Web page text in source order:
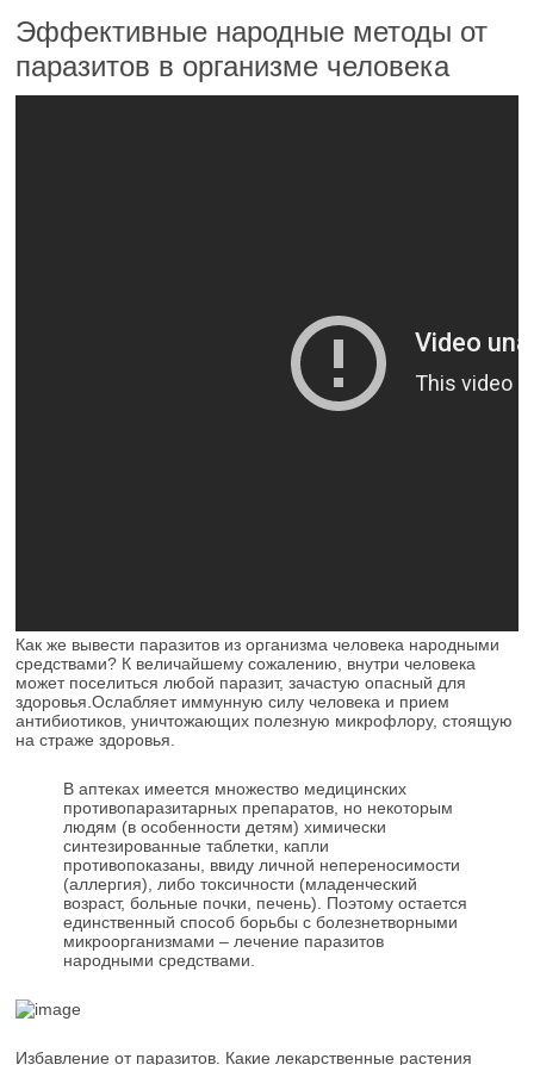
Эффективные народные методы от
паразитов в организме человека
Как же вывести паразитов из организма человека народными
средствами? К величайшему сожалению, внутри человека
может поселиться любой паразит, зачастую опасный для
здоровья.Ослабляет иммунную силу человека и прием
антибиотиков, уничтожающих полезную микрофлору, стоящую
на страже здоровья.
В аптеках имеется множество медицинских
противопаразитарных препаратов, но некоторым
людям (в особенности детям) химически
синтезированные таблетки, капли
противопоказаны, ввиду личной непереносимости
(аллергия), либо токсичности (младенческий
возраст, больные почки, печень). Поэтому остается
единственный способ борьбы с болезнетворными
микроорганизмами – лечение паразитов
народными средствами.
Избавление от паразитов. Какие лекарственные растения